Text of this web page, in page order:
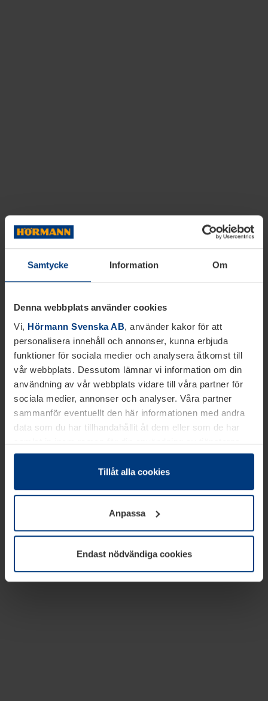
Samtycke Information Om
Denna webbplats använder cookies
Vi, Hörmann Svenska AB, använder kakor för att
personalisera innehåll och annonser, kunna erbjuda
funktioner för sociala medier och analysera åtkomst till
vår webbplats. Dessutom lämnar vi information om din
användning av vår webbplats vidare till våra partner för
sociala medier, annonser och analyser. Våra partner
sammanför eventuellt den här informationen med andra
data som du har tillhandahållit åt dem eller som de har
samlat in inom ramen för din användning av tjänsterna.
Juridiskt kan vi lagra kakor på din enhet, om de är
absolut nödvändiga för driften av den här webbplatsen.
godkännande kan du när som helst ändra eller återkalla i
informationen om kakor underDataskyddsförklaring
vår webbplats.
Tillåt alla cookies
Anpassa
Endast nödvändiga cookies